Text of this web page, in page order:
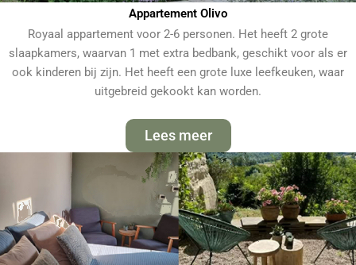
Appartement Olivo
Royaal appartement voor 2-6 personen. Het heeft 2 grote
slaapkamers, waarvan 1 met extra bedbank, geschikt voor als er
ook kinderen bij zijn. Het heeft een grote luxe leefkeuken, waar
uitgebreid gekookt kan worden.
Lees meer